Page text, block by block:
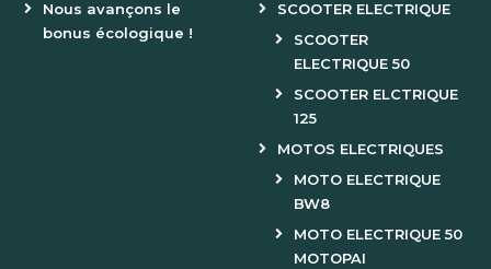
Nous avançons le
bonus écologique !
SCOOTER ELECTRIQUE
SCOOTER
ELECTRIQUE 50
SCOOTER ELCTRIQUE
125
MOTOS ELECTRIQUES
MOTO ELECTRIQUE
BW8
MOTO ELECTRIQUE 50
MOTOPAI